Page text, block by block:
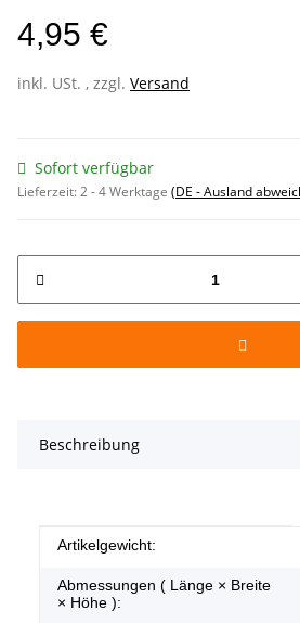
4,95 €
inkl. USt. , zzgl. Versand
Sofort verfügbar
Lieferzeit:2 - 4 Werktage (DE - Ausland
Beschreibung
Produkteigenschaft
Wert
Artikelgewicht:
Abmessungen ( Länge × Breite
× Höhe ):